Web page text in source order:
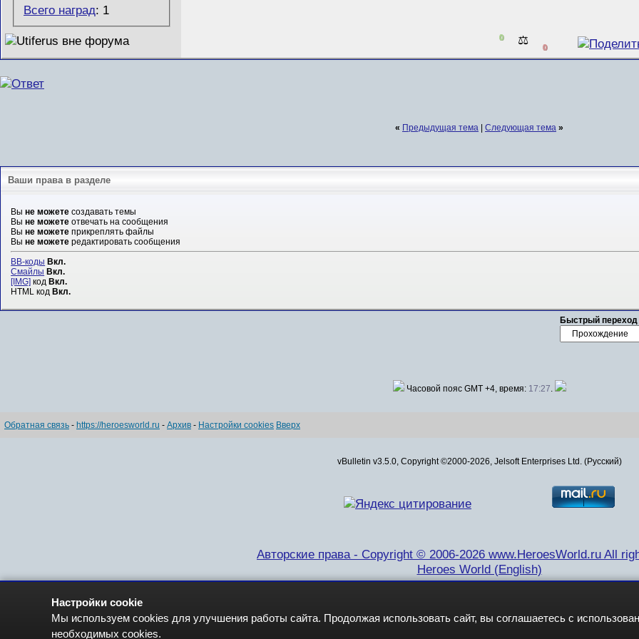
Всего наград: 1
0 ⚖️ 0
« Предыдущая тема | Следующая тема »
Ваши права в разделе
Выне можете создавать темы
Выне можете отвечать на сообщения
Выне можете прикреплять файлы
Выне можете редактировать сообщения
BB-коды Вкл.
Смайлы Вкл.
[IMG] код Вкл.
HTML код Вкл.
Быстрый переход
Часовой пояс GMT +4, время: 17:27.
Обратная связь - https://heroesworld.ru - Архив - Настройки cookies Вверх
vBulletin v3.5.0, Copyright ©2000-2026, Jelsoft Enterprises Ltd. (Русский)
Авторские права - Copyright © 2006-2026 www.HeroesWorld.ru All
Heroes World (English)
Настройки cookie
Мы используем cookies для улучшения работы сайта. Продолжая использовать сайт, вы соглашаетесь с
необходимых cookies.